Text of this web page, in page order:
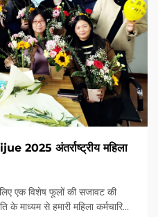
2025 अंतर्राष्ट्रीय महिला
लिए एक विशेष फूलों की सजावट की
माध्यम से हमारी महिला कर्मचारियों